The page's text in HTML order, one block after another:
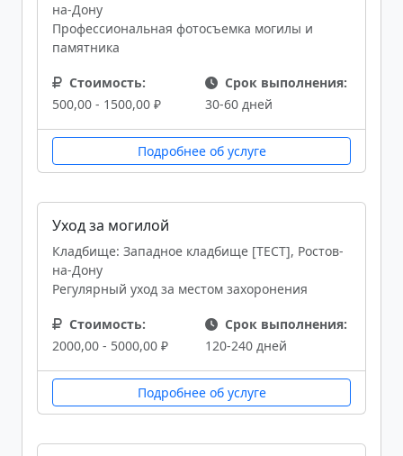
на-Дону
Профессиональная фотосъемка могилы и
памятника
Стоимость:
500,00 - 1500,00 ₽
Срок выполнения:
30-60 дней
Подробнее об услуге
Уход за могилой
Кладбище: Западное кладбище [ТЕСТ], Ростов-
на-Дону
Регулярный уход за местом захоронения
Стоимость:
2000,00 - 5000,00 ₽
Срок выполнения:
120-240 дней
Подробнее об услуге